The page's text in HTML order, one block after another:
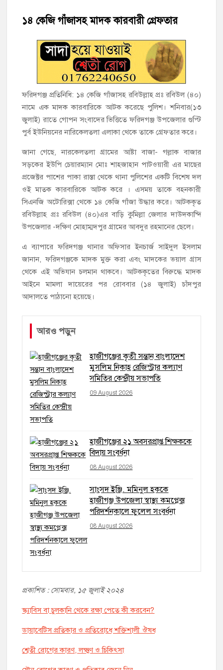
হাজীগঞ্জের টোরাগড় কাজী বাড়ি সড়কে রহিমা ভবনের প্রধান ফটক লক
করে চুরির চেষ্টা
হাজীগঞ্জ পৌরসভার মেয়র প্রার্থী অ্যাড. টিটু টোরাগড় পূর্বপাড়া জামে
মসজিদে জুমা আদায়
হাজীগঞ্জে শিক্ষার্থীদের লেখাপড়ার মানোন্নয়নে ও উপস্থিতি নিশ্চিতকরণে
অভিভাবক সমাবেশ
টাকা জরিমানা
হাজীগঞ্জে ৬ বছরের শিশুকে ধর্ষণের অভিযোগে কেয়ারটেকার আটক
১৪ কেজি গাঁজাসহ মাদক কারবারী গ্রেফতার
ফরিদগঞ্জ প্রতিনিধি: ১৪ কেজি গাঁজাসহ রবিউল্লাহ প্রঃ রবিউল (৪০)
নামে এক মাদক কারবারিকে আটক করেছে পুলিশ। শনিবার(১৩
জুলাই) রাতে গোপন সংবাদের ভিত্তিতে ফরিদগঞ্জ উপজেলার গুপ্টি
পুর্ব ইউনিয়নের নারিকেলতলা এলাকা থেকে তাকে গ্রেফতার করে।
জানা গেছে, নারকেলতলা গ্রামের আষ্টা বাজা- গল্লাক বাজার
সড়কের ইউপি চেয়ারম্যান মোঃ শাহজাহান পাটওয়ারী এর মাছের
প্রজেক্টর পাশের পাকা রাস্তা থেকে থানা পুলিশের একটি বিশেষ দল
ওই মাতক কারবারিকে আটক করে । এসময় তাকে বহনকারী
সিএনজি অটোরিক্সা থেকে ১৪ কেজি গাঁজা উদ্ধার করে। আটককৃত
রবিউল্লাহ প্রঃ রবিউল (৪০)এর বাড়ি কুমিল্লা জেলার দাউদকান্দি
উপজেলার -দক্ষিণ মোহাম্মদপুর গ্রামের আবদুর রহমানের ছেলে।
এ ব্যাপারে ফরিদগঞ্জ থানার অফিসার ইনচার্জ সাইদুল ইসলাম
জানান, ফরিদগঞ্জকে মাদক মুক্ত করা এবং মাদকের ভয়াল গ্রাস
থেকে এই অভিযান চলমান থাকবে। আটককৃতের বিরুদ্ধে মাদক
আইনে মামলা দায়েরের পর রোববার (১৪ জুলাই) চাঁদপুর
আদালতে পাঠানো হয়েছে।
আরও পড়ুন
হাজীগঞ্জের কৃতী সন্তান বাংলাদেশ
মুসলিম নিকাহ রেজিস্ট্রার কল্যাণ
সমিতির কেন্দ্রীয় সভাপতি
09 August 2026
হাজীগঞ্জের ২১ অবসরপ্রাপ্ত শিক্ষককে
বিদায় সংবর্ধনা
08 August 2026
সাংসদ ইঞ্জি. মমিনুল হককে
হাজীগঞ্জ উপজেলা স্বাস্থ্য কমপ্লেক্স
পরিদর্শনকালে ফুলেল সংবর্ধনা
08 August 2026
প্রকাশিত : সোমবার, ১৫ জুলাই ২০২৪
স্ক্যাবিস বা চুলকানি থেকে রক্ষা পেতে কী করবেন?
ডায়াবেটিস প্রতিকার ও প্রতিরোধে শক্তিশালী ঔষধ
শ্বেতী রোগের কারণ, লক্ষ্মণ ও চিকিৎসা